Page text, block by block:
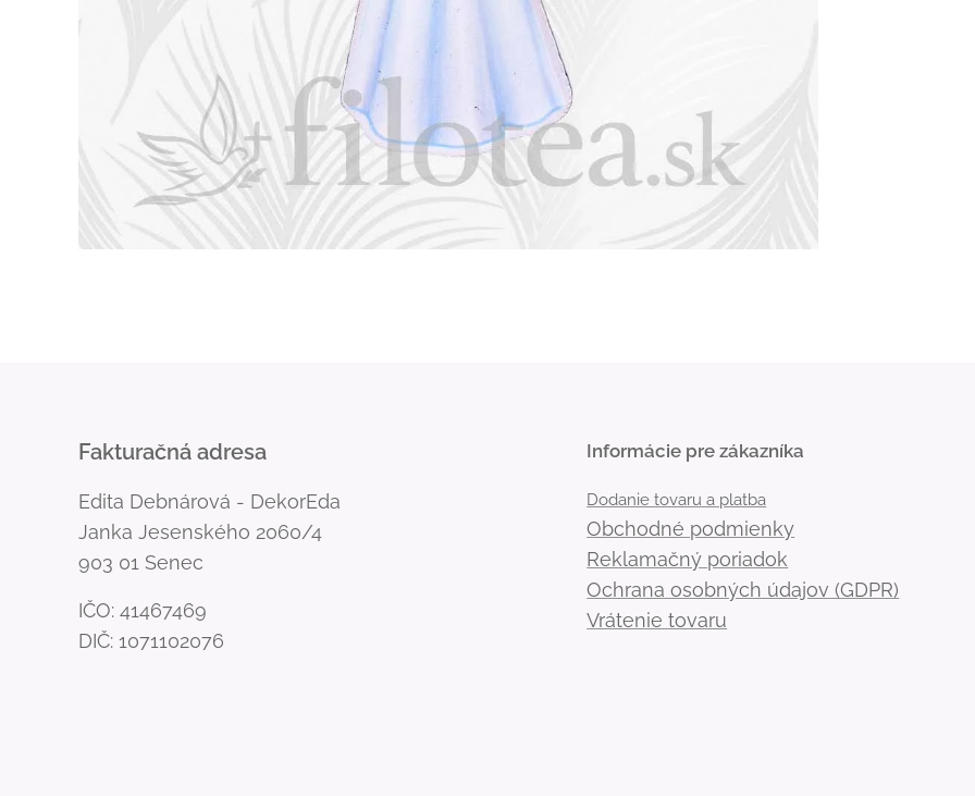
Fakturačná adresa
Edita Debnárová - DekorEda
Janka Jesenského 2060/4
903 01 Senec
IČO: 41467469
DIČ: 1071102076
Informácie pre zákazníka
Dodanie tovaru a platba
Obchodné podmienky
Reklamačný poriadok
Ochrana osobných údajov (GDPR)
Vrátenie tovaru